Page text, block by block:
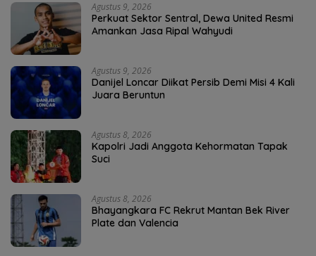
Agustus 9, 2026
Perkuat Sektor Sentral, Dewa United Resmi
Amankan Jasa Ripal Wahyudi
Agustus 9, 2026
Danijel Loncar Diikat Persib Demi Misi 4 Kali
Juara Beruntun
Agustus 8, 2026
Kapolri Jadi Anggota Kehormatan Tapak
Suci
Agustus 8, 2026
Bhayangkara FC Rekrut Mantan Bek River
Plate dan Valencia